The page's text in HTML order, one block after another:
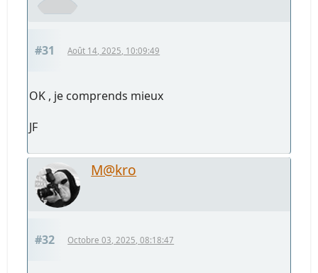
#31 Août 14, 2025, 10:09:49
OK , je comprends mieux
JF
M@kro
#32 Octobre 03, 2025, 08:18:47